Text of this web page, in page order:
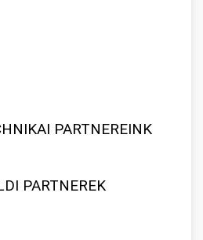
PARTNEREINK
PARTNEREK